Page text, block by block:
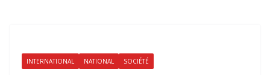
INTERNATIONAL NATIONAL SOCIÉTÉ